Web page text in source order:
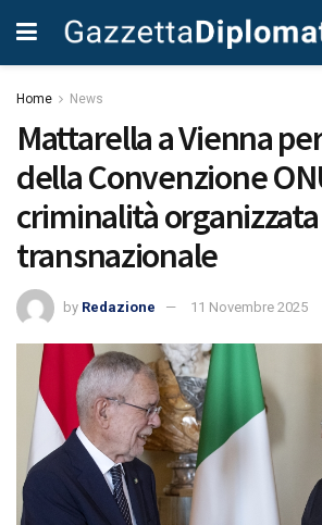
Home News
Mattarella a Vienna
della Convenzione
criminalità organizzata
transnazionale
by Redazione 11 Novembre 2025